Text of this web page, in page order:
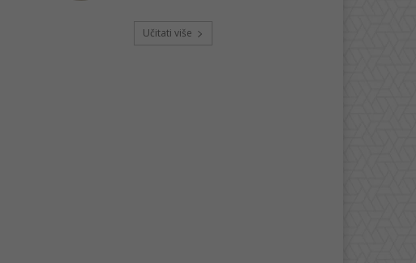
Učitati više